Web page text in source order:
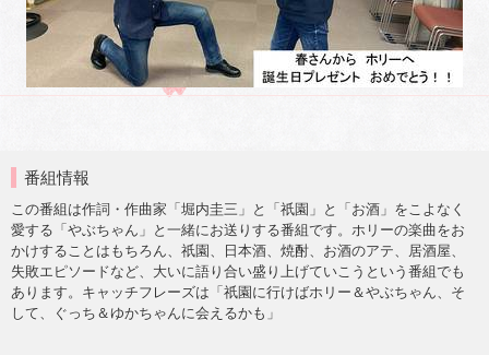
番組情報
この番組は作詞・作曲家「堀内圭三」と「祇園」と「お酒」をこよなく
愛する「やぶちゃん」と一緒にお送りする番組です。ホリーの楽曲をお
かけすることはもちろん、祇園、日本酒、焼酎、お酒のアテ、居酒屋、
失敗エピソードなど、大いに語り合い盛り上げていこうという番組でも
あります。キャッチフレーズは「祇園に行けばホリー＆やぶちゃん、そ
して、ぐっち＆ゆかちゃんに会えるかも」